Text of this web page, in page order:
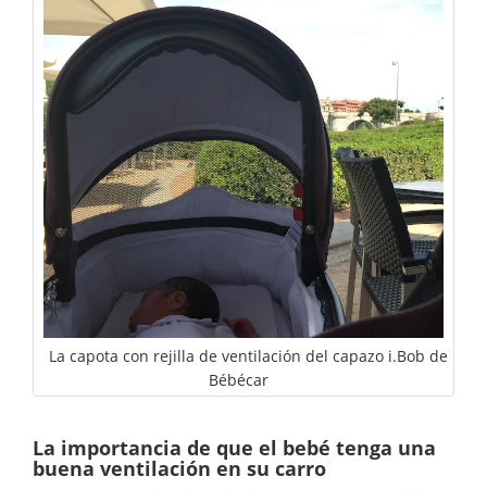
La capota con rejilla de ventilación del capazo i.Bob de
Bébécar
La importancia de que el bebé tenga una
buena ventilación en su carro